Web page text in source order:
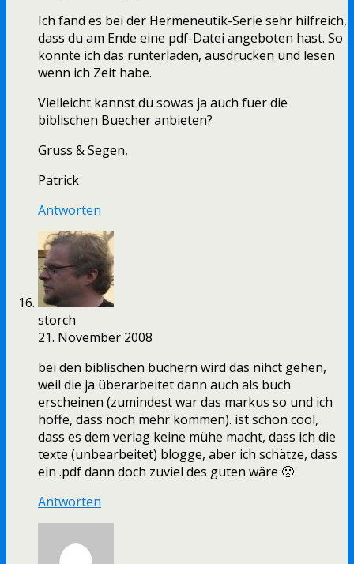
Ich fand es bei der Hermeneutik-Serie sehr hilfreich,
dass du am Ende eine pdf-Datei angeboten hast. So
konnte ich das runterladen, ausdrucken und lesen
wenn ich Zeit habe.
Vielleicht kannst du sowas ja auch fuer die
biblischen Buecher anbieten?
Gruss & Segen,
Patrick
Antworten
storch
21. November 2008
bei den biblischen büchern wird das nihct gehen,
weil die ja überarbeitet dann auch als buch
erscheinen (zumindest war das markus so und ich
hoffe, dass noch mehr kommen). ist schon cool,
dass es dem verlag keine mühe macht, dass ich die
texte (unbearbeitet) blogge, aber ich schätze, dass
ein .pdf dann doch zuviel des guten wäre 🙁
Antworten